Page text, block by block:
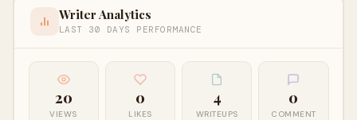
Writer Analytics
LAST 30 DAYS PERFORMANCE
20
VIEWS
0
LIKES
4
WRITEUPS
0
COMMENT